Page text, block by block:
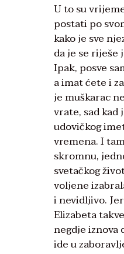
U to su
postati po
kako je sve
da je se
Ipak, posve
a imat ćete i
je muškarac
vrate, sad kad
udovičkog
vremena. I
skromnu,
svetačkog
voljene
i nevidljivo.
Elizabeta
negdje iznova
ide u